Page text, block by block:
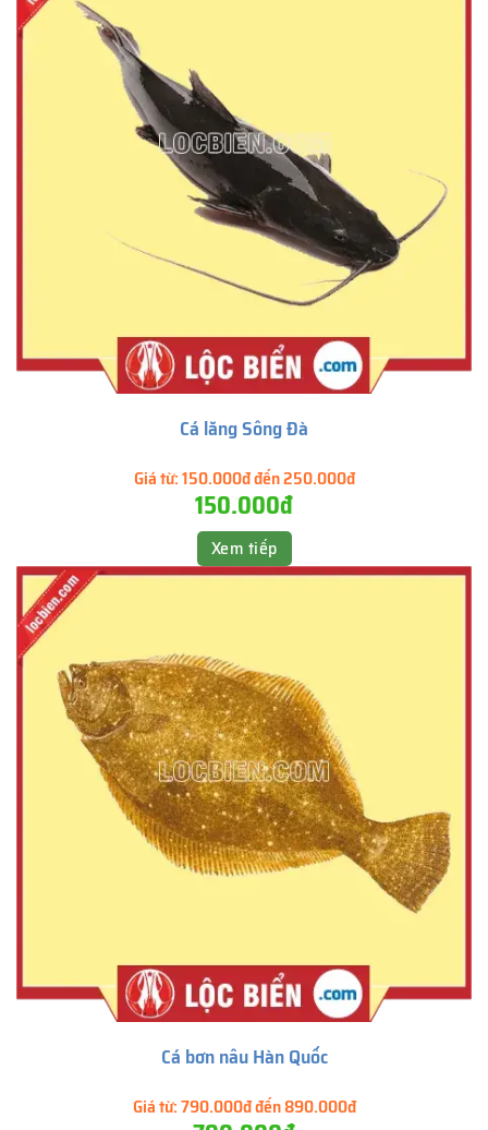
Cá lăng Sông Đà
Giá từ:150.000đ đến 250.000đ
150.000đ
Xem tiếp
Cá bơn nâu Hàn Quốc
Giá từ:790.000đ đến 890.000đ